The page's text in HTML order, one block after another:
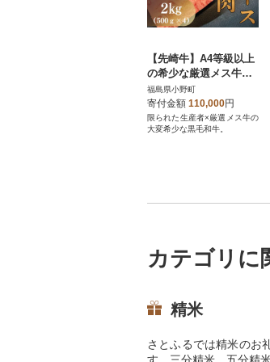
【先崎牛】A4等級以上
の希少な厳選メス牛◆
ロース焼肉2kg(500g×4
パック)
福島県小野町
寄付金額 110,000円
限られた生産者×厳選メス牛の
大変希少な黒毛和牛。
カテゴリに
精米
さとふるでは精米のお
す。三分精米、五分精